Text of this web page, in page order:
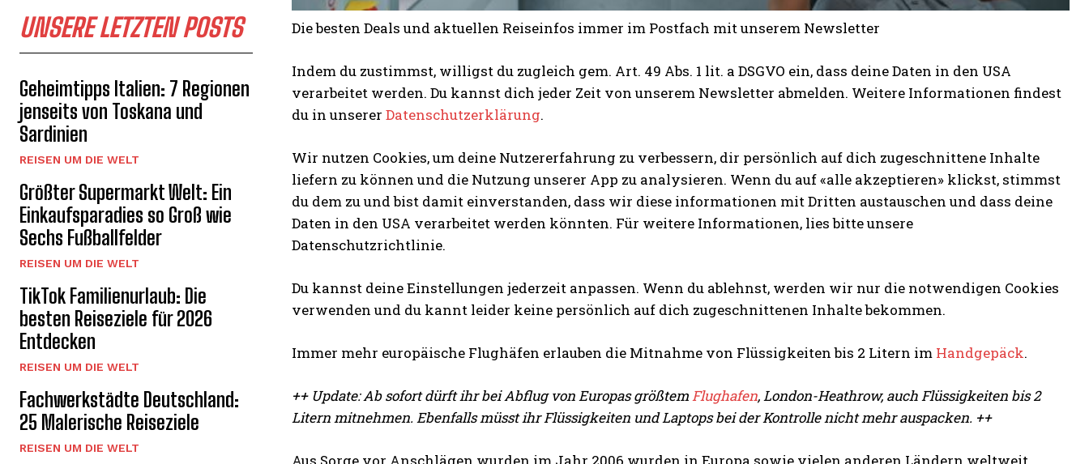
UNSERE LETZTEN POSTS
Geheimtipps Italien: 7 Regionen
jenseits von Toskana und
Sardinien
REISEN UM DIE WELT
Größter Supermarkt Welt: Ein
Einkaufsparadies so Groß wie
Sechs Fußballfelder
REISEN UM DIE WELT
TikTok Familienurlaub: Die
besten Reiseziele für 2026
Entdecken
REISEN UM DIE WELT
Fachwerkstädte Deutschland:
25 Malerische Reiseziele
REISEN UM DIE WELT
Die besten Deals und aktuellen Reiseinfos immer im Postfach mit unserem Newsletter
Indem du zustimmst, willigst du zugleich gem. Art. 49 Abs. 1 lit. a DSGVO ein, dass deine Daten in den USA
verarbeitet werden. Du kannst dich jeder Zeit von unserem Newsletter abmelden. Weitere Informationen findest
du in unserer Datenschutzerklärung.
Wir nutzen Cookies, um deine Nutzererfahrung zu verbessern, dir persönlich auf dich zugeschnittene Inhalte
liefern zu können und die Nutzung unserer App zu analysieren. Wenn du auf «alle akzeptieren» klickst, stimmst
du dem zu und bist damit einverstanden, dass wir diese informationen mit Dritten austauschen und dass deine
Daten in den USA verarbeitet werden könnten. Für weitere Informationen, lies bitte unsere
Datenschutzrichtlinie.
Du kannst deine Einstellungen jederzeit anpassen. Wenn du ablehnst, werden wir nur die notwendigen Cookies
verwenden und du kannt leider keine persönlich auf dich zugeschnittenen Inhalte bekommen.
Immer mehr europäische Flughäfen erlauben die Mitnahme von Flüssigkeiten bis 2 Litern im Handgepäck.
++ Update: Ab sofort dürft ihr bei Abflug von Europas größtem Flughafen, London-Heathrow, auch Flüssigkeiten bis 2
Litern mitnehmen. Ebenfalls müsst ihr Flüssigkeiten und Laptops bei der Kontrolle nicht mehr auspacken. ++
Aus Sorge vor Anschlägen wurden im Jahr 2006 wurden in Europa sowie vielen anderen Ländern weltweit